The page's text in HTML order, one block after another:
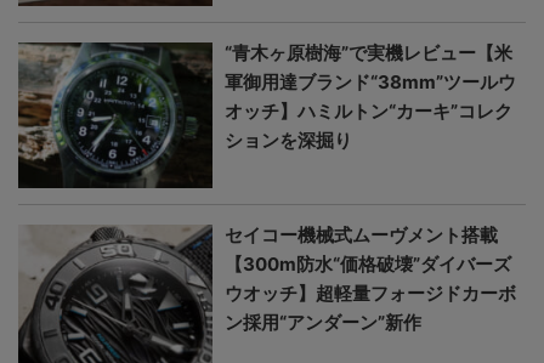
“青木ヶ原樹海”で実機レビュー【米
軍御用達ブランド“38mm”ツールウ
オッチ】ハミルトン“カーキ”コレク
ションを深掘り
セイコー機械式ムーヴメント搭載
【300m防水“価格破壊”ダイバーズ
ウオッチ】超軽量フォージドカーボ
ン採用“アンダーン”新作